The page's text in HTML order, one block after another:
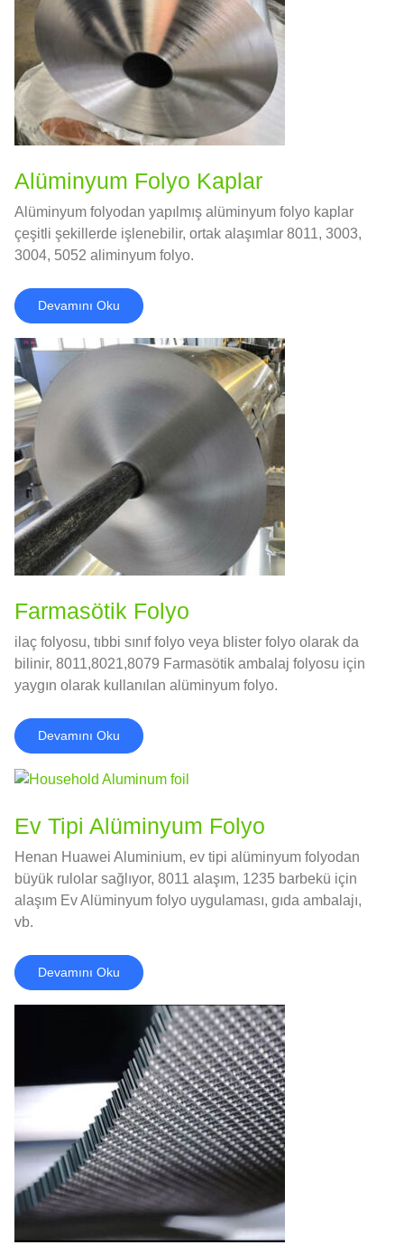
Alüminyum Folyo Kaplar
Alüminyum folyodan yapılmış alüminyum folyo kaplar
çeşitli şekillerde işlenebilir, ortak alaşımlar 8011, 3003,
3004, 5052 aliminyum folyo.
Devamını Oku
Farmasötik Folyo
ilaç folyosu, tıbbi sınıf folyo veya blister folyo olarak da
bilinir, 8011,8021,8079 Farmasötik ambalaj folyosu için
yaygın olarak kullanılan alüminyum folyo.
Devamını Oku
Ev Tipi Alüminyum Folyo
Henan Huawei Aluminium, ev tipi alüminyum folyodan
büyük rulolar sağlıyor, 8011 alaşım, 1235 barbekü için
alaşım Ev Alüminyum folyo uygulaması, gıda ambalajı,
vb.
Devamını Oku